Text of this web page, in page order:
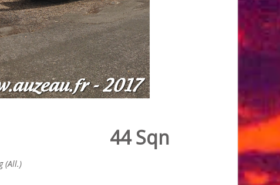
44 Sqn
(All.)